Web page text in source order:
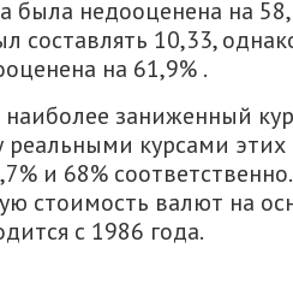
была недооценена на
составлять 10,33,
на 61,9% .
наиболее заниженный
реальными курсами
и 68%
стоимость валют на
с 1986 года.